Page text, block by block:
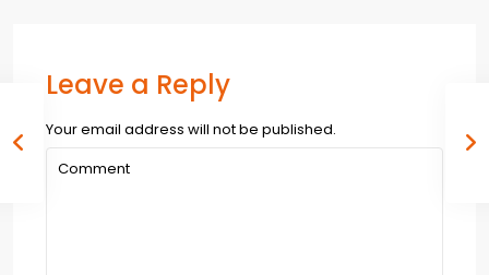
Leave a Reply
Your email address will not be published.